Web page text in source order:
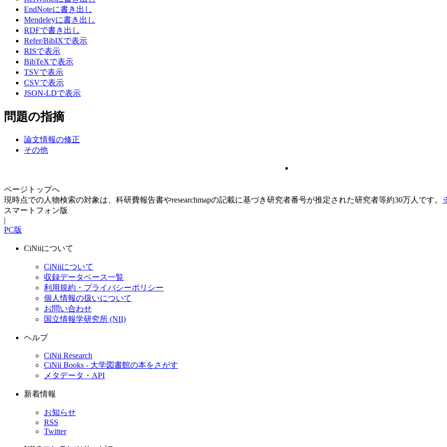
EndNoteに書き出し
Mendeleyに書き出し
RDFで書き出し
Refer/BibIXで表示
RISで表示
BibTeXで表示
TSVで表示
CSVで表示
JSON-LDで表示
問題の指摘
論文情報の修正
その他
ページトップへ
現時点での人物検索の対象は、科研費報告書やresearchmapの記載に基づき研究者番号が推定された研究者等約30万人です。
スマートフォン版
|
PC版
CiNiiについて
CiNiiについて
収録データベース一覧
利用規約・プライバシーポリシー
個人情報の扱いについて
お問い合わせ
国立情報学研究所 (NII)
ヘルプ
CiNii Research
CiNii Books - 大学図書館の本をさがす
メタデータ・API
新着情報
お知らせ
RSS
Twitter